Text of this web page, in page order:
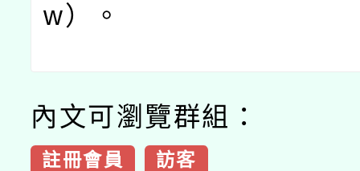
w）。
內文可瀏覽群組：
註冊會員 訪客